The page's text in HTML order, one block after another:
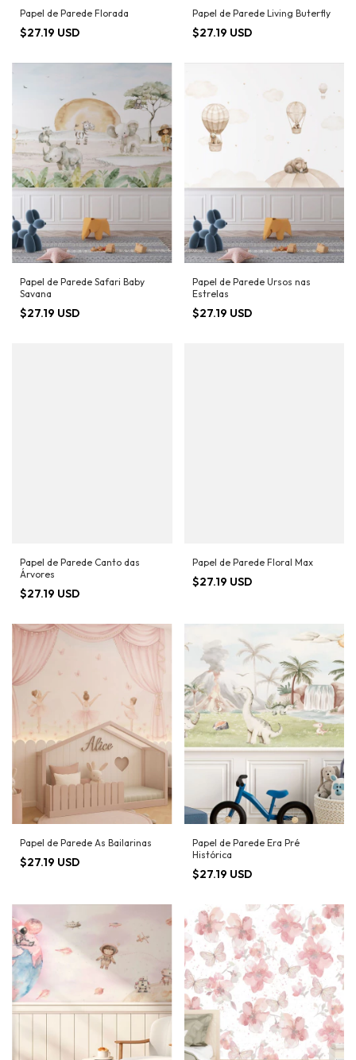
Papel de Parede Florada
$27.19 USD
Papel de Parede Living Buterfly
$27.19 USD
Papel de Parede Safari Baby
Savana
$27.19 USD
Papel de Parede Ursos nas
Estrelas
$27.19 USD
Papel de Parede Canto das
Árvores
$27.19 USD
Papel de Parede Floral Max
$27.19 USD
Papel de Parede As Bailarinas
$27.19 USD
Papel de Parede Era Pré
Histórica
$27.19 USD